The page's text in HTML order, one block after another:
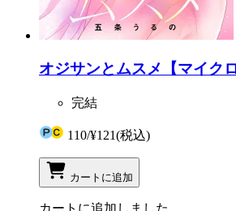
オジサンとムスメ【マイク
完結
110/¥121(税込)
カートに追加
カートに追加しました